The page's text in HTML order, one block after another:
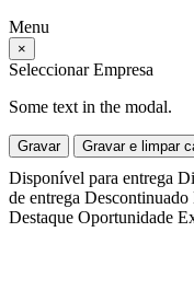
Menu
×
Seleccionar Empresa
Some text in the modal.
Gravar Gravar e limpar
Disponível para entrega
de entrega Descontinuado
Destaque Oportunidade